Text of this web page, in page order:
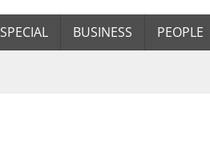
SPECIAL BUSINESS PEOPLE